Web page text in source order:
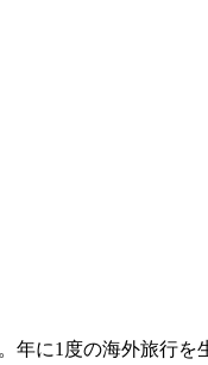
年に1度の海外旅行